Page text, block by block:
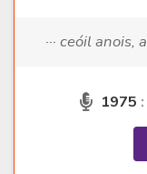
··· ceóil anois, a
1975 :